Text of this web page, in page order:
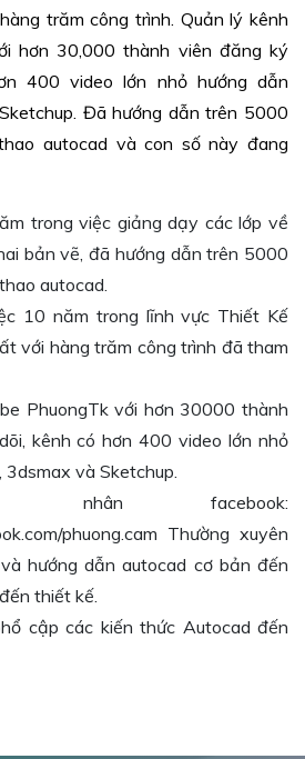
trăm công trình. Quản lý kênh
hơn 30,000 thành viên đăng ký
400 video lớn nhỏ hướng dẫn
Đã hướng dẫn trên 5000
autocad và con số này đang
trong việc giảng dạy các lớp về
bản vẽ, đã hướng dẫn trên 5000
autocad.
10 năm trong lĩnh vực Thiết Kế
với hàng trăm công trình đã tham
PhuongTk với hơn 30000 thành
kênh có hơn 400 video lớn nhỏ
và Sketchup.
nhân facebook:
phuong.cam Thường xuyên
hướng dẫn autocad cơ bản đến
thiết kế.
cập các kiến thức Autocad đến